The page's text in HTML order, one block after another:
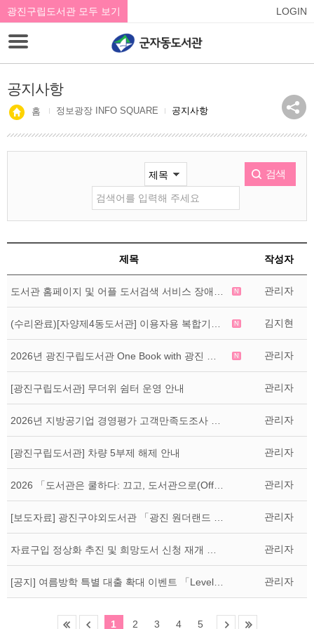
광진구립도서관 모두 보기 LOGIN
공지사항
홈 정보광장 INFO SQUARE 공지사항
검색
제목 작성자
도서관 홈페이지 및 어플 도서검색 서비스 장애 알림 관리자
(수리완료)[자양제4동도서관] 이용자용 복합기(프린트) 일시 중단 안내 김지현
2026년 광진구립도서관 One Book with 광진 주제도서 선정 관리자
[광진구립도서관] 무더위 쉼터 운영 안내 관리자
2026년 지방공기업 경영평가 고객만족도조사 실시 안내 관리자
[광진구립도서관] 차량 5부제 해제 안내 관리자
2026 「도서관은 쿨하다: 끄고, 도서관으로(Off&Library)」 캠페인 안내 관리자
[보도자료] 광진구야외도서관 「광진 원더랜드 : 취향발견」 성황리 운영 마무리 관리자
자료구입 정상화 추진 및 희망도서 신청 재개 안내 관리자
[공지] 여름방학 특별 대출 확대 이벤트 「Level up!」 안내 관리자
1 2 3 4 5